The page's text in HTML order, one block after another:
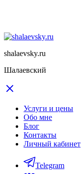
shalaevsky.ru
Шалаевский
Услуги и цены
Обо мне
Блог
Контакты
Личный кабинет
Telegram